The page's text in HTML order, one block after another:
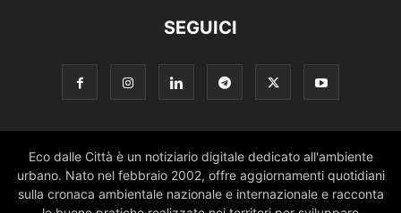
SEGUICI
Eco dalle Città è un notiziario digitale dedicato all'ambiente
urbano. Nato nel febbraio 2002, offre aggiornamenti quotidiani
sulla cronaca ambientale nazionale e internazionale e racconta